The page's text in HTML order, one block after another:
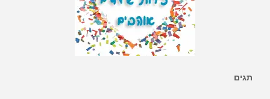
תגים